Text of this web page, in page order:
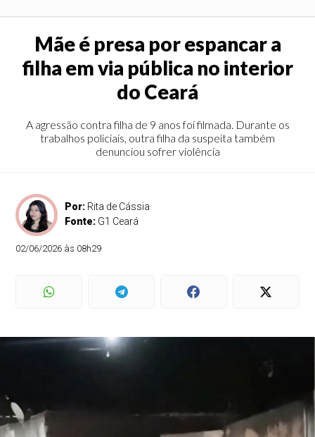
Mãe é presa por espancar a
filha em via pública no interior
do Ceará
A agressão contra filha de 9 anos foi filmada. Durante os
trabalhos policiais, outra filha da suspeita também
denunciou sofrer violência
Por: Rita de Cássia
Fonte: G1 Ceará
02/06/2026 às 08h29